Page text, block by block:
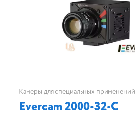
Камеры для специальных применений
Evercam 2000-32-С